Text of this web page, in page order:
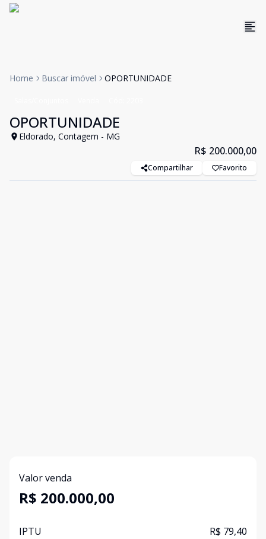
Home Buscar imóvel OPORTUNIDADE
OPORTUNIDADE
Eldorado, Contagem - MG
R$ 200.000,00
Compartilhar Favorito
Valor venda
R$ 200.000,00
IPTU R$ 79,40